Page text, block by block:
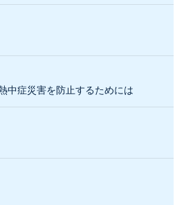
中症災害を防止するためには